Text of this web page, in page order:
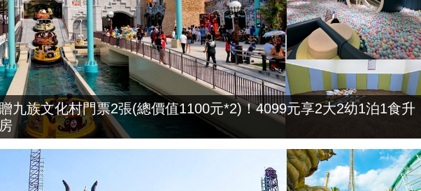
九族文化村門票2張(總價值1100元*2)！4099元享2大2幼1泊1食升